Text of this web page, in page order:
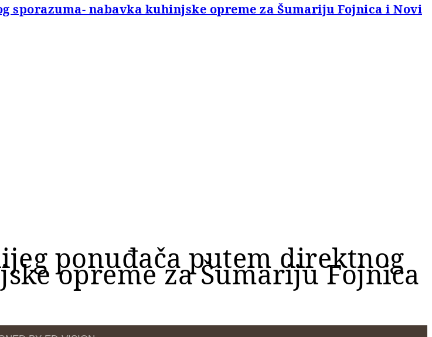
nabavka kuhinjske opreme za Šumariju Fojnica i Novi
ponuđača putem direktnog
opreme za Šumariju Fojnica